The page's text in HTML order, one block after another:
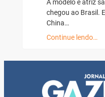
A modelo e atriz
chegou ao Brasil.
China…
Continue lendo…